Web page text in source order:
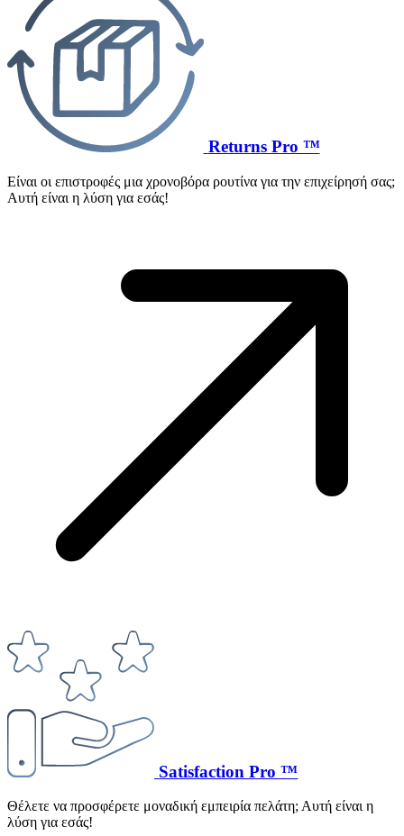
Returns Pro ™
Είναι οι επιστροφές μια χρονοβόρα ρουτίνα για την επιχείρησή σας;
Αυτή είναι η λύση για εσάς!
Satisfaction Pro ™
Θέλετε να προσφέρετε μοναδική εμπειρία πελάτη; Αυτή είναι η
λύση για εσάς!